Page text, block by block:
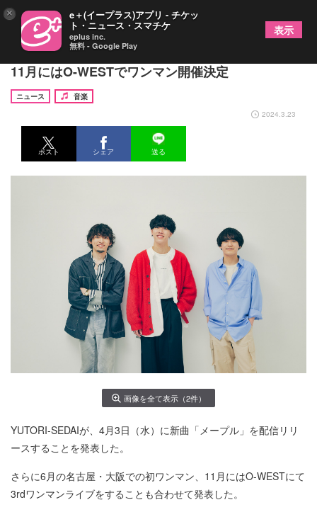
YUTORI-SEDAI、新曲リリース＆名阪初ワンマン、
11月にはO-WESTでワンマン開催決定
ニュース
音楽
2024.3.23
ポスト シェア 送る
画像を全て表示（2件）
YUTORI-SEDAIが、4月3日（水）に新曲「メープル」を配信リリ
ースすることを発表した。
さらに6月の名古屋・大阪での初ワンマン、11月にはO-WESTにて
3rdワンマンライブをすることも合わせて発表した。
× e＋(イープラス)アプリ - チケッ
ト・ニュース・スマチケ
eplus inc.
無料 - Google Play
表示